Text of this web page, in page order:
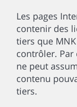
Les pages
contenir des
tiers que
contrôler. Par
ne peut
contenu
tiers.